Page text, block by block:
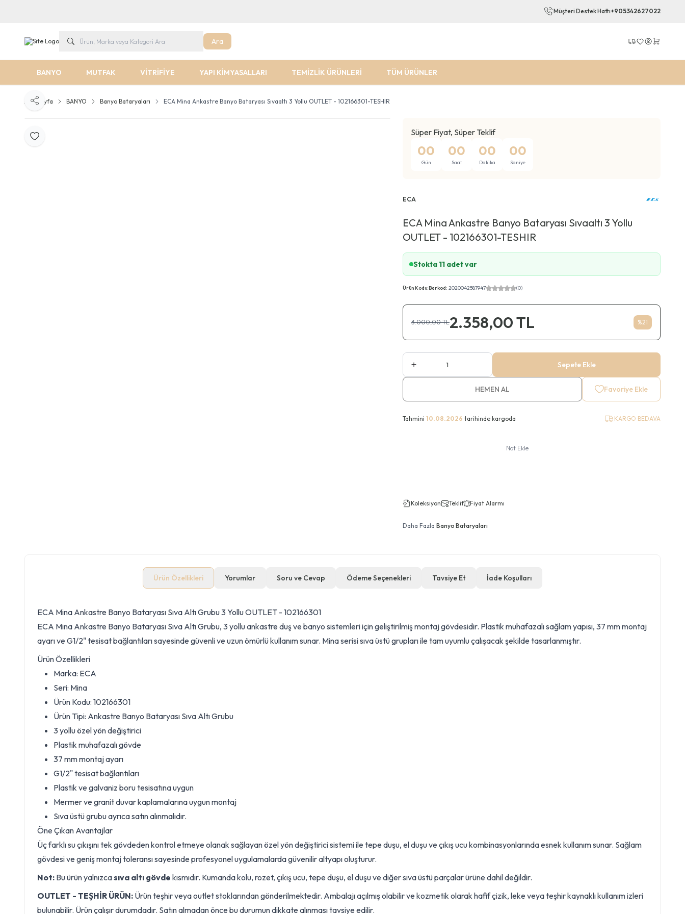
Müşteri Destek Hattı+905342627022
Ara Kargo Takip
Favorilerim
Hesabım
Sepetim
BANYO MUTFAK VİTRİFİYE YAPI KİMYASALLARI TEMİZLİK ÜRÜNLERİ TÜM ÜRÜNLER
Ana Sayfa BANYO Banyo Bataryaları ECA Mina Ankastre Banyo Bataryası Sıvaaltı 3 Yollu OUTLET - 102166301-TESHIR
Favoriye Ekle
Paylaş
Süper Fiyat, Süper Teklif
00
Gün
00
Saat
00
Dakika
00
Saniye
ECA
ECA Mina Ankastre Banyo Bataryası Sıvaaltı 3 Yollu
OUTLET - 102166301-TESHIR
Stokta 11 adet var
Ürün Kodu:Barkod: 2020042587947 (0)
3.000,00TL2.358,00TL %21
Sepete Ekle
HEMEN AL Favoriye Ekle
Tahmini 10.08.2026 tarihinde kargoda KARGO BEDAVA
Not Ekle
Koleksiyon Teklif Fiyat Alarmı
Daha Fazla Banyo Bataryaları
Ürün Özellikleri Yorumlar Soru ve Cevap Ödeme Seçenekleri Tavsiye Et İade Koşulları
ECA Mina Ankastre Banyo Bataryası Sıva Altı Grubu 3 Yollu OUTLET - 102166301
ECA Mina Ankastre Banyo Bataryası Sıva Altı Grubu, 3 yollu ankastre duş ve banyo sistemleri için geliştirilmiş montaj gövdesidir. Plastik muhafazalı sağlam yapısı, 37 mm montaj
ayarı ve G1/2" tesisat bağlantıları sayesinde güvenli ve uzun ömürlü kullanım sunar. Mina serisi sıva üstü grupları ile tam uyumlu çalışacak şekilde tasarlanmıştır.
Ürün Özellikleri
Marka: ECA
Seri: Mina
Ürün Kodu: 102166301
Ürün Tipi: Ankastre Banyo Bataryası Sıva Altı Grubu
3 yollu özel yön değiştirici
Plastik muhafazalı gövde
37 mm montaj ayarı
G1/2" tesisat bağlantıları
Plastik ve galvaniz boru tesisatına uygun
Mermer ve granit duvar kaplamalarına uygun montaj
Sıva üstü grubu ayrıca satın alınmalıdır.
Öne Çıkan Avantajlar
Üç farklı su çıkışını tek gövdeden kontrol etmeye olanak sağlayan özel yön değiştirici sistemi ile tepe duşu, el duşu ve çıkış ucu kombinasyonlarında esnek kullanım sunar. Sağlam
gövdesi ve geniş montaj toleransı sayesinde profesyonel uygulamalarda güvenilir altyapı oluşturur.
Not: Bu ürün yalnızcasıva altı gövde kısmıdır. Kumanda kolu, rozet, çıkış ucu, tepe duşu, el duşu ve diğer sıva üstü parçalar ürüne dahil değildir.
OUTLET - TEŞHİR ÜRÜN: Ürün teşhir veya outlet stoklarından gönderilmektedir. Ambalajı açılmış olabilir ve kozmetik olarak hafif çizik, leke veya teşhir kaynaklı kullanım izleri
bulunabilir. Ürün çalışır durumdadır. Satın almadan önce bu durumun dikkate alınması tavsiye edilir.